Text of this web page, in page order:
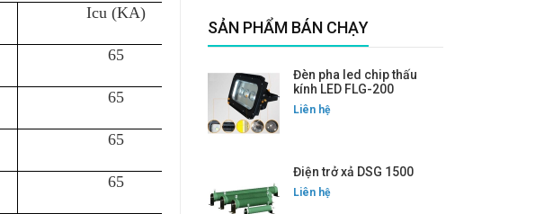
Icu (KA)
65
65
65
65
SẢN PHẨM BÁN CHẠY
Đèn pha led chip thấu
kính LED FLG-200
Liên hệ
Điện trở xả DSG 1500
Liên hệ